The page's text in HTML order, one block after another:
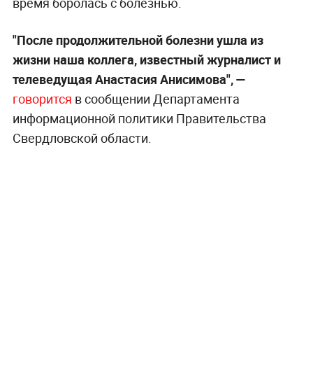
"После продолжительной болезни ушла из
жизни наша коллега, известный журналист и
телеведущая Анастасия Анисимова", —
говорится в сообщении Департамента
информационной политики Правительства
Свердловской области.